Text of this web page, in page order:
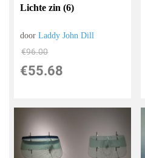
Lichte zin (6)
doorLaddy John Dill
€96.00
€55.68